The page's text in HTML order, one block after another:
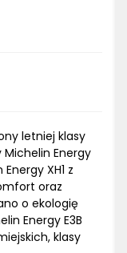
letniej klasy
Michelin Energy
XH1 z
oraz
o ekologię
Energy E3B
klasy